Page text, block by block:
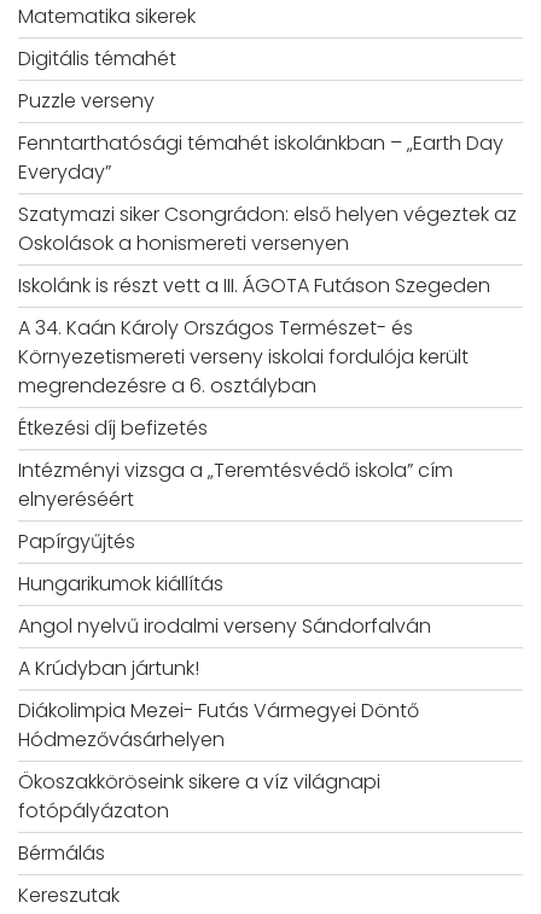
Matematika sikerek
Digitális témahét
Puzzle verseny
Fenntarthatósági témahét iskolánkban – „Earth Day
Everyday”
Szatymazi siker Csongrádon: első helyen végeztek az
Oskolások a honismereti versenyen
Iskolánk is részt vett a III. ÁGOTA Futáson Szegeden
A 34. Kaán Károly Országos Természet- és
Környezetismereti verseny iskolai fordulója került
megrendezésre a 6. osztályban
Étkezési díj befizetés
Intézményi vizsga a „Teremtésvédő iskola” cím
elnyeréséért
Papírgyűjtés
Hungarikumok kiállítás
Angol nyelvű irodalmi verseny Sándorfalván
A Krúdyban jártunk!
Diákolimpia Mezei- Futás Vármegyei Döntő
Hódmezővásárhelyen
Ökoszakköröseink sikere a víz világnapi
fotópályázaton
Bérmálás
Kereszutak